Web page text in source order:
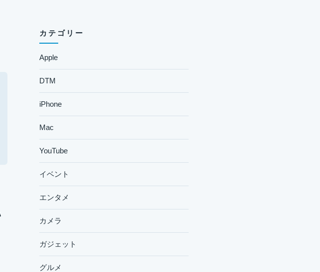
カテゴリー
Apple
DTM
iPhone
Mac
YouTube
イベント
エンタメ
カメラ
ガジェット
グルメ